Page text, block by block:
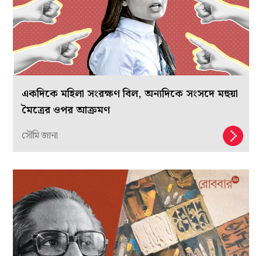
একদিকে মহিলা সংরক্ষণ বিল, অন্যদিকে সংসদে মহুয়া
মৈত্রের ওপর আক্রমণ
সৌমি জানা